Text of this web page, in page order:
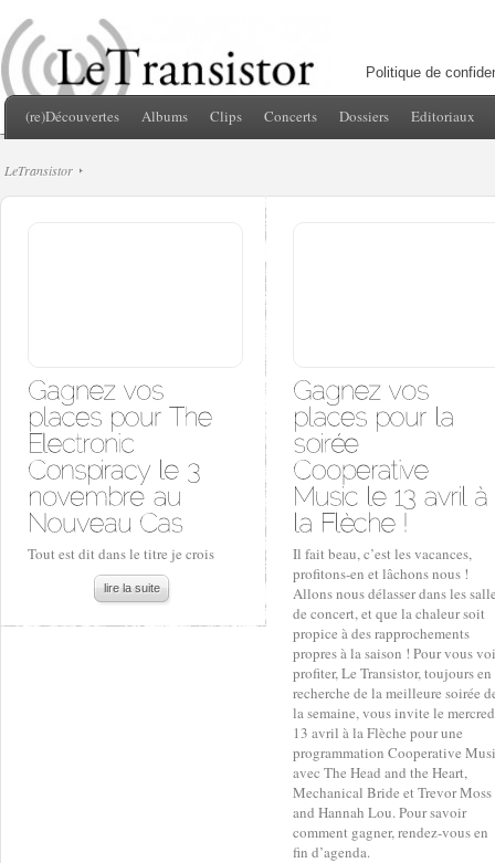
Politique de
(re)Découvertes Albums Clips Concerts Dossiers Editoriaux
LeTransistor
Tout est dit dans le titre je crois
lire la suite
Il fait beau, c’est les vacances,
profitons-en et lâchons nous !
Allons nous délasser dans les
de concert, et que la chaleur soit
propice à des rapprochements
propres à la saison ! Pour vous
profiter, Le Transistor, toujours en
recherche de la meilleure soirée
la semaine, vous invite le
13 avril à la Flèche pour une
programmation Cooperative
avec The Head and the Heart,
Mechanical Bride et Trevor Moss
and Hannah Lou. Pour savoir
comment gagner, rendez-vous en
fin d’agenda.